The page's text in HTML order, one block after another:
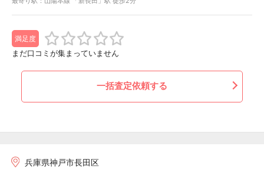
満足度
まだ口コミが集まっていません
一括査定依頼する
兵庫県神戸市長田区